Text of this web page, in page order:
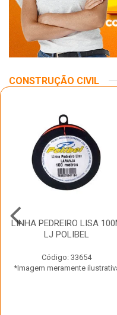
CONSTRUÇÃO CIVIL
LINHA PEDREIRO LISA
LJ POLIBEL
Código: 33654
*Imagem meramente